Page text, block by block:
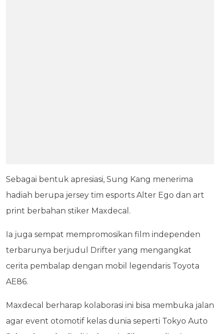
Sebagai bentuk apresiasi, Sung Kang menerima
hadiah berupa jersey tim esports Alter Ego dan art
print berbahan stiker Maxdecal.
Ia juga sempat mempromosikan film independen
terbarunya berjudul Drifter yang mengangkat
cerita pembalap dengan mobil legendaris Toyota
AE86.
Maxdecal berharap kolaborasi ini bisa membuka jalan
agar event otomotif kelas dunia seperti Tokyo Auto